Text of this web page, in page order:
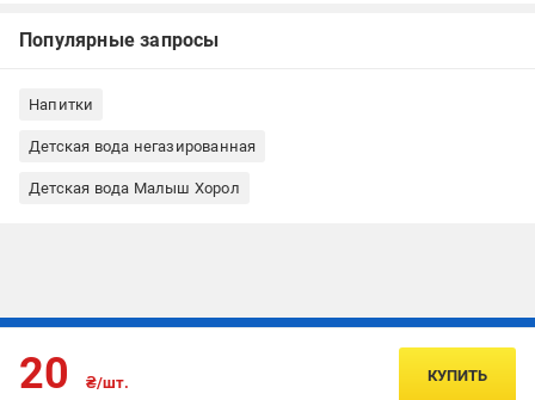
Популярные запросы
Напитки
Детская вода негазированная
Детская вода Малыш Хорол
20 ₴/шт. КУПИТЬ
Подписывайтесь, чтобы узнавать первым об акцияx и